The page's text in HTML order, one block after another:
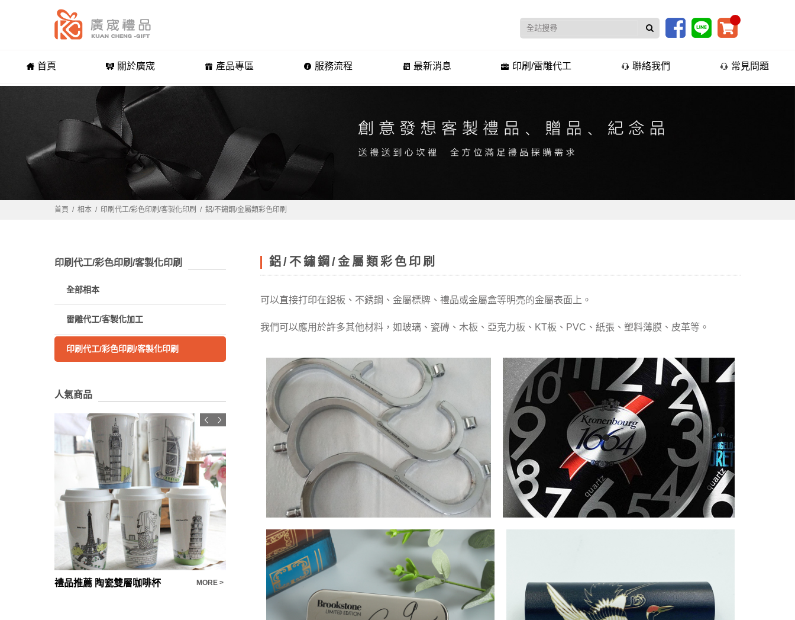
首頁 關於廣宬 產品專區 服務流程 最新消息 印刷/雷雕代工 聯絡我們 常見問題
首頁 相本 印刷代工/彩色印刷/客製化印刷 鋁/不鏽鋼/金屬類彩色印刷
鋁/不鏽鋼/金屬類彩色印刷
可以直接打印在鋁板、不銹鋼、金屬標牌、禮品或金屬盒等明亮的金屬表面上。
我們可以應用於許多其他材料，如玻璃、瓷磚、木板、亞克力板、KT板、PVC、紙張、塑料薄膜、皮革等。
印刷代工/彩色印刷/客製化印刷
全部相本
雷雕代工/客製化加工
印刷代工/彩色印刷/客製化印刷
人氣商品
禮品推薦 陶瓷雙層咖啡杯 MORE > 迷失森之途保溫杯瓶 MORE > 小朋友便當袋(PP袋) MORE > 不鏽鋼筷管